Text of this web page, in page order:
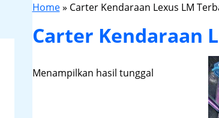
Home» Carter Kendaraan Lexus LM
Carter Kendaraan
Menampilkan hasil tunggal